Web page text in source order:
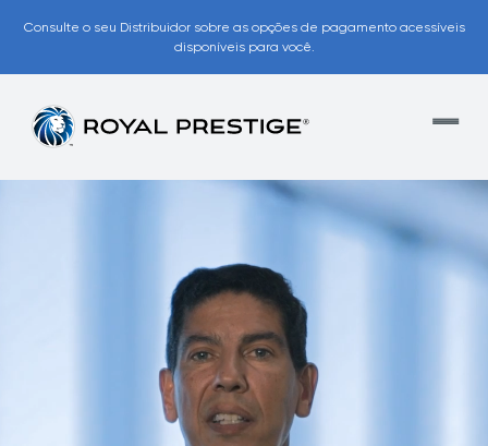
Consulte o seu Distribuidor sobre as opções de pagamento acessíveis
disponíveis para você.